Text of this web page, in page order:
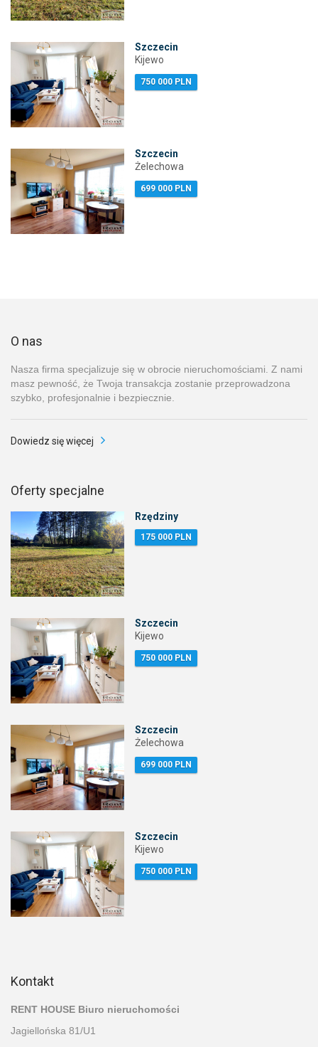
Szczecin
Kijewo
750 000 PLN
Szczecin
Żelechowa
699 000 PLN
O nas
Nasza firma specjalizuje się w obrocie nieruchomościami. Z nami
masz pewność, że Twoja transakcja zostanie przeprowadzona
szybko, profesjonalnie i bezpiecznie.
Dowiedz się więcej
Oferty specjalne
Rzędziny
175 000 PLN
Szczecin
Kijewo
750 000 PLN
Szczecin
Żelechowa
699 000 PLN
Szczecin
Kijewo
750 000 PLN
Kontakt
RENT HOUSE Biuro nieruchomości
Jagiellońska 81/U1